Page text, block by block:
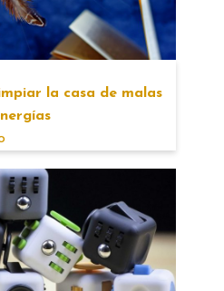
la casa de malas